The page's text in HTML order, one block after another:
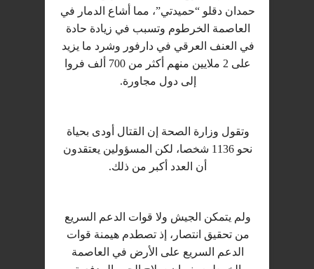
حمدان دقلو “حميدتي”، مما أشاع الدمار في
العاصمة الخرطوم وتسبب في زيادة حادة
في العنف العرقي في دارفور وشرد ما يزيد
على 2 ملايين منهم أكثر من 700 ألف فروا
إلى دول مجاورة.
وتقول وزارة الصحة إن القتال أودى بحياة
نحو 1136 شخصا، لكن المسؤولين يعتقدون
أن العدد أكبر من ذلك.
ولم يتمكن الجيش ولا قوات الدعم السريع
من تحقيق انتصار، إذ تصطدم هيمنة قوات
الدعم السريع على الأرض في العاصمة